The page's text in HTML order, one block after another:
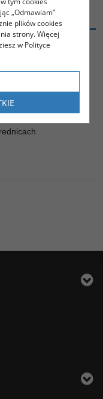
400 mm
„Odmawiam”
plików cookies
strony. Więcej
w Polityce